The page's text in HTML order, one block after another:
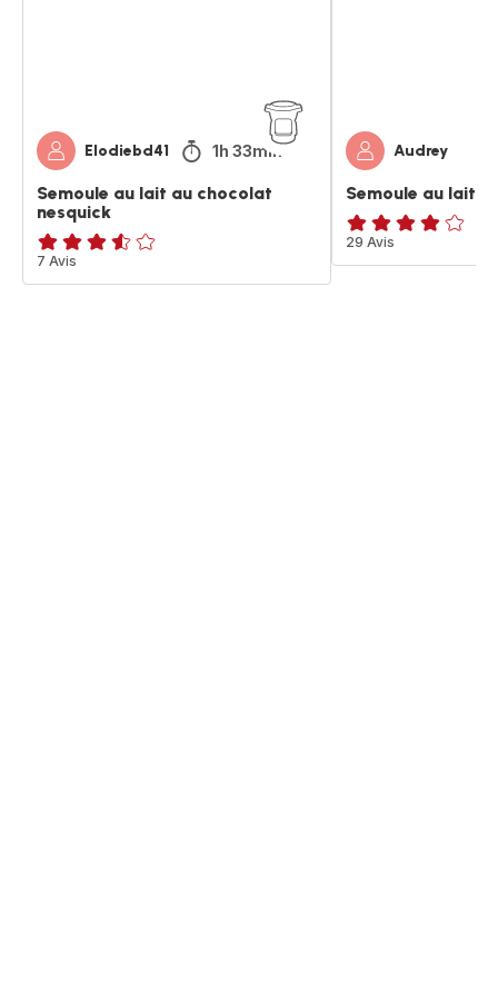
Elodiebd41 1h 33min
Semoule au lait au chocolat
nesquick
ratings.3.5
7 Avis
Audrey
Semoule au lait
ratings.3.9
29 Avis